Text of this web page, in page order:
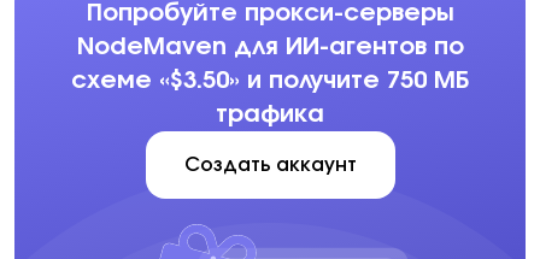
Попробуйте прокси-серверы
NodeMaven для ИИ-агентов по
схеме «$3.50» и получите 750 МБ
трафика
Создать аккаунт